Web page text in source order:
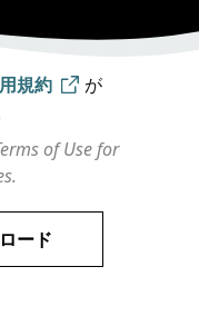
規約
が
of Use for
ード